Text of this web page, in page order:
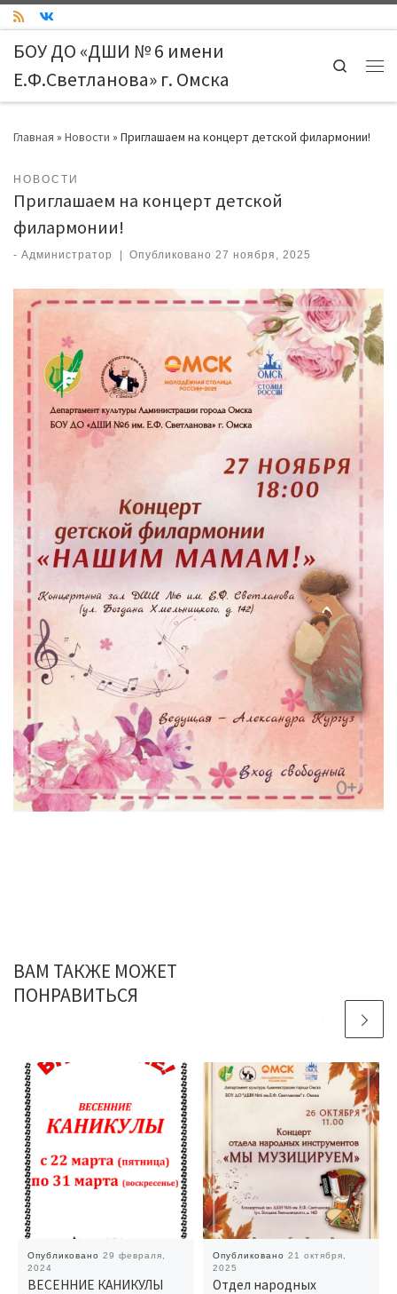
Skip to content
БОУ ДО «ДШИ № 6 имени
Е.Ф.Светланова» г. Омска
Search
Главная » Новости » Приглашаем на концерт детской филармонии!
НОВОСТИ
Приглашаем на концерт детской
филармонии!
- Администратор | Опубликовано 27 ноября, 2025
ВАМ ТАКЖЕ МОЖЕТ
ПОНРАВИТЬСЯ
Опубликовано29 февраля,
2024
ВЕСЕННИЕ КАНИКУЛЫ
Опубликовано21 октября,
2025
Отдел народных